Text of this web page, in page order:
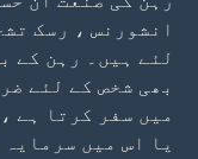
انشورنس ، رسک
لئے ہیں۔ رہن کے
بھی شخص کے لئے
میں سفر کرتا ہے
یا اس میں